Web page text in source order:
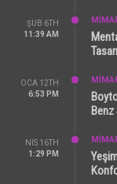
ŞUB 6TH
11:39 AM
OCA 12TH
6:53 PM
NIS 16TH
1:29 PM